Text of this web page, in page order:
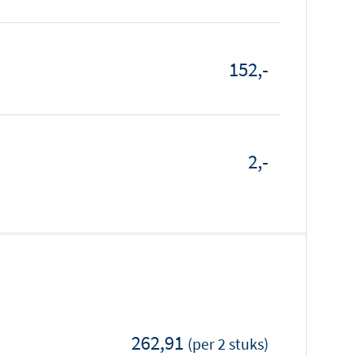
152,-
2,-
262,91 (per 2 stuks)